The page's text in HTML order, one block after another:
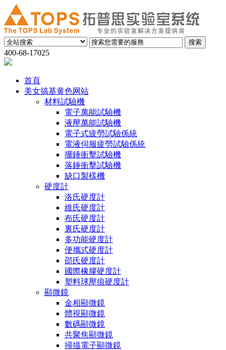
400-68-17025
首頁
美女搞基黄色网站
材料試驗機
電子萬能試驗機
液壓萬能試驗機
電子式疲勞試驗係統
電液伺服疲勞試驗係統
擺錘衝擊試驗機
落錘衝擊試驗機
缺口製樣機
硬度計
洛氏硬度計
維氏硬度計
布氏硬度計
裏氏硬度計
多功能硬度計
便攜式硬度計
邵氏硬度計
國際橡膠硬度計
塑料球壓痕硬度計
顯微鏡
金相顯微鏡
體視顯微鏡
數碼顯微鏡
共聚焦顯微鏡
掃描電子顯微鏡